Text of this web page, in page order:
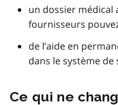
un dossier médical
fournisseurs
de l’aide en
dans le système de
Ce qui ne